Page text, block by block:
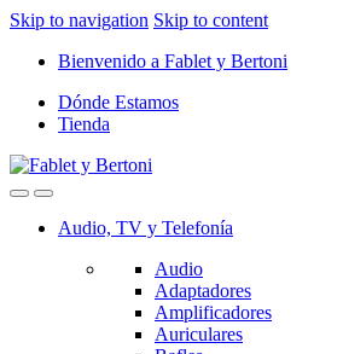
Skip to navigation Skip to content
Bienvenido a Fablet y Bertoni
Dónde Estamos
Tienda
Audio, TV y Telefonía
Audio
Adaptadores
Amplificadores
Auriculares